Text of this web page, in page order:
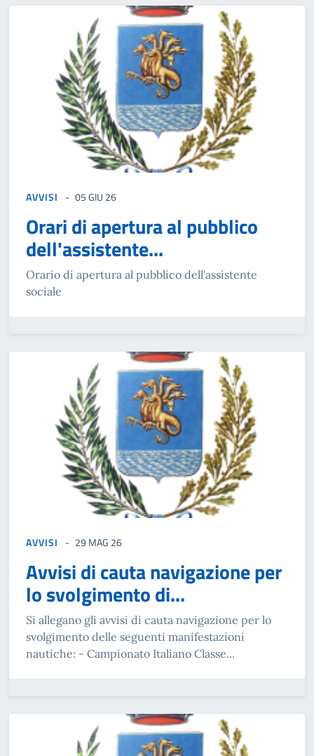
AVVISI 05 GIU 26
Orari di apertura al pubblico
dell'assistente...
Orario di apertura al pubblico dell'assistente
sociale
AVVISI 29 MAG 26
Avvisi di cauta navigazione per
lo svolgimento di...
Si allegano gli avvisi di cauta navigazione per lo
svolgimento delle seguenti manifestazioni
nautiche: - Campionato Italiano Classe...